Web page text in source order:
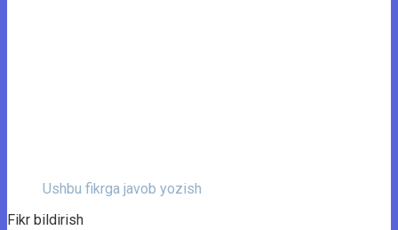
Ushbu fikrga javob yozish
Fikr bildirish